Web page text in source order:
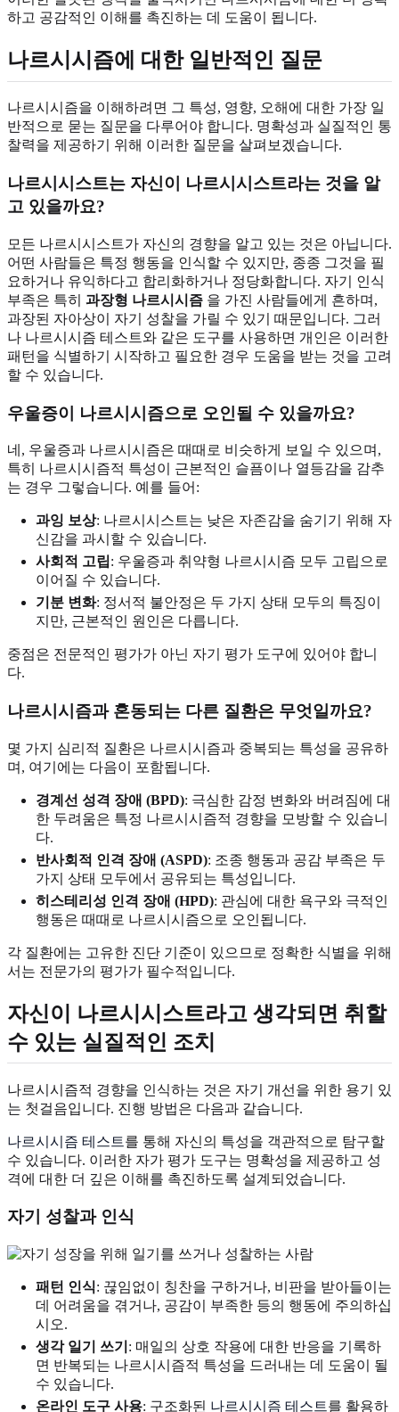
하고 공감적인 이해를 촉진하는 데 도움이 됩니다.
나르시시즘에 대한 일반적인 질문
나르시시즘을 이해하려면 그 특성, 영향, 오해에 대한 가장 일
반적으로 묻는 질문을 다루어야 합니다. 명확성과 실질적인 통
찰력을 제공하기 위해 이러한 질문을 살펴보겠습니다.
나르시시스트는 자신이 나르시시스트라는 것을 알
고 있을까요?
모든 나르시시스트가 자신의 경향을 알고 있는 것은 아닙니다.
어떤 사람들은 특정 행동을 인식할 수 있지만, 종종 그것을 필
요하거나 유익하다고 합리화하거나 정당화합니다. 자기 인식
부족은 특히 과장형 나르시시즘 을 가진 사람들에게 흔하며,
과장된 자아상이 자기 성찰을 가릴 수 있기 때문입니다. 그러
나 나르시시즘 테스트와 같은 도구를 사용하면 개인은 이러한
패턴을 식별하기 시작하고 필요한 경우 도움을 받는 것을 고려
할 수 있습니다.
우울증이 나르시시즘으로 오인될 수 있을까요?
네, 우울증과 나르시시즘은 때때로 비슷하게 보일 수 있으며,
특히 나르시시즘적 특성이 근본적인 슬픔이나 열등감을 감추
는 경우 그렇습니다. 예를 들어:
과잉 보상: 나르시시스트는 낮은 자존감을 숨기기 위해 자
신감을 과시할 수 있습니다.
사회적 고립: 우울증과 취약형 나르시시즘 모두 고립으로
이어질 수 있습니다.
기분 변화: 정서적 불안정은 두 가지 상태 모두의 특징이
지만, 근본적인 원인은 다릅니다.
중점은 전문적인 평가가 아닌 자기 평가 도구에 있어야 합니
다.
나르시시즘과 혼동되는 다른 질환은 무엇일까요?
몇 가지 심리적 질환은 나르시시즘과 중복되는 특성을 공유하
며, 여기에는 다음이 포함됩니다.
경계선 성격 장애 (BPD): 극심한 감정 변화와 버려짐에 대
한 두려움은 특정 나르시시즘적 경향을 모방할 수 있습니
다.
반사회적 인격 장애 (ASPD): 조종 행동과 공감 부족은 두
가지 상태 모두에서 공유되는 특성입니다.
히스테리성 인격 장애 (HPD): 관심에 대한 욕구와 극적인
행동은 때때로 나르시시즘으로 오인됩니다.
각 질환에는 고유한 진단 기준이 있으므로 정확한 식별을 위해
서는 전문가의 평가가 필수적입니다.
자신이 나르시시스트라고 생각되면 취할
수 있는 실질적인 조치
나르시시즘적 경향을 인식하는 것은 자기 개선을 위한 용기 있
는 첫걸음입니다. 진행 방법은 다음과 같습니다.
나르시시즘 테스트를 통해 자신의 특성을 객관적으로 탐구할
수 있습니다. 이러한 자가 평가 도구는 명확성을 제공하고 성
격에 대한 더 깊은 이해를 촉진하도록 설계되었습니다.
자기 성찰과 인식
패턴 인식: 끊임없이 칭찬을 구하거나, 비판을 받아들이는
데 어려움을 겪거나, 공감이 부족한 등의 행동에 주의하십
시오.
생각 일기 쓰기 : 매일의 상호 작용에 대한 반응을 기록하
면 반복되는 나르시시즘적 특성을 드러내는 데 도움이 될
수 있습니다.
온라인 도구 사용: 구조화된 나르시시즘 테스트를 활용하